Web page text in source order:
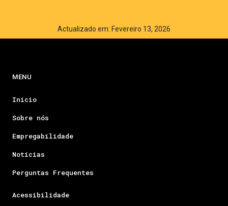
Actualizado em: Fevereiro 13, 2026
MENU
Início
Sobre nós
Empregabilidade
Notícias
Perguntas Frequentes
Acessibilidade